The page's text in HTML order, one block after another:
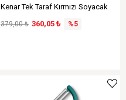
Kenar Tek Taraf Kırmızı Soyacak
360,05 ₺
379,00 ₺ %5